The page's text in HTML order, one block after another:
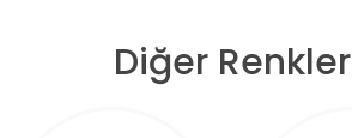
Diğer Renkler